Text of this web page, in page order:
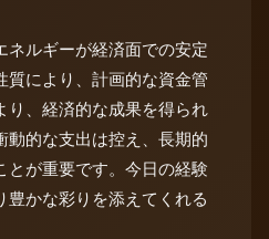
ネルギーが経済面での安定
質により、計画的な資金管
り、経済的な成果を得られ
動的な支出は控え、長期的
とが重要です。今日の経験
豊かな彩りを添えてくれる